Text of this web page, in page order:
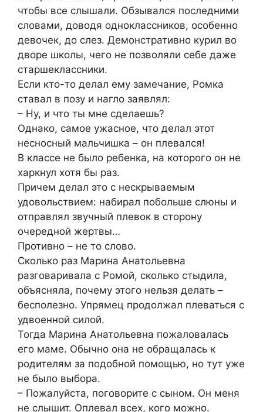
чтобы все слышали. Обзывался последними
словами, доводя одноклассников, особенно
девочек, до слез. Демонстративно курил во
дворе школы, чего не позволяли себе даже
старшеклассники.
Если кто-то делал ему замечание, Ромка
ставал в позу и нагло заявлял:
– Ну, и что ты мне сделаешь?
Однако, самое ужасное, что делал этот
несносный мальчишка – он плевался!
В классе не было ребенка, на которого он не
харкнул хотя бы раз.
Причем делал это с нескрываемым
удовольствием: набирал побольше слюны и
отправлял звучный плевок в сторону
очередной жертвы…
Противно – не то слово.
Сколько раз Марина Анатольевна
разговаривала с Ромой, сколько стыдила,
объясняла, почему этого нельзя делать –
бесполезно. Упрямец продолжал плеваться с
удвоенной силой.
Тогда Марина Анатольевна пожаловалась
его маме. Обычно она не обращалась к
родителям за подобной помощью, но тут уже
не было выбора.
– Пожалуйста, поговорите с сыном. Он меня
не слышит. Оплевал всех, кого можно.